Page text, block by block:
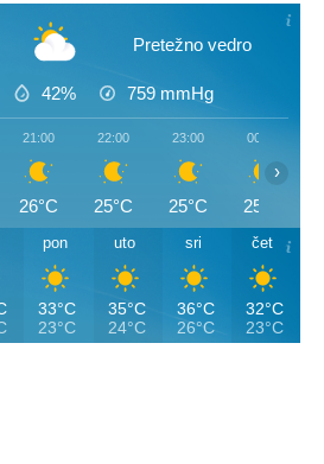
Pretežno vedro
42% 759 mmHg
21:00
26°C
22:00
25°C
23:00
25°C
00:00
25°C
›
pon
33°C
23°C
uto
35°C
24°C
sri
36°C
26°C
čet
32°C
23°C